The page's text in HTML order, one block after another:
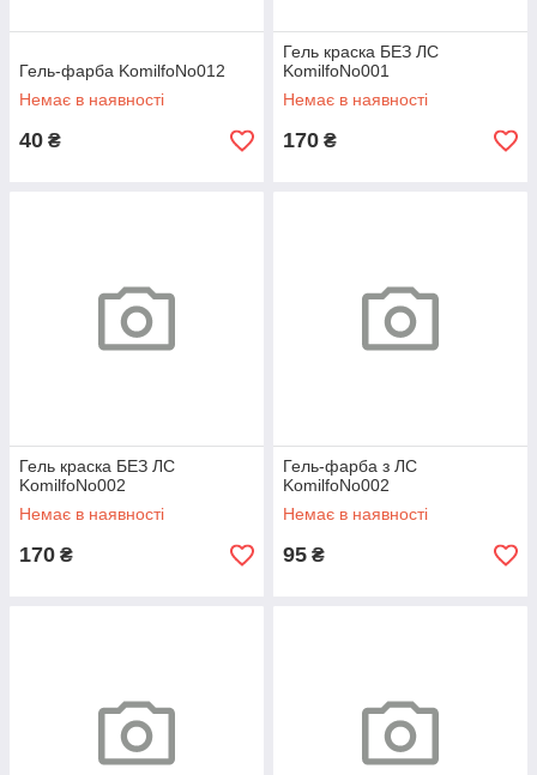
Гель-фарба KomilfoNo012
Немає в наявності
40 ₴
Гель краска БЕЗ ЛС
KomilfoNo001
Немає в наявності
170 ₴
Гель краска БЕЗ ЛС
KomilfoNo002
Немає в наявності
170 ₴
Гель-фарба з ЛС
KomilfoNo002
Немає в наявності
95 ₴